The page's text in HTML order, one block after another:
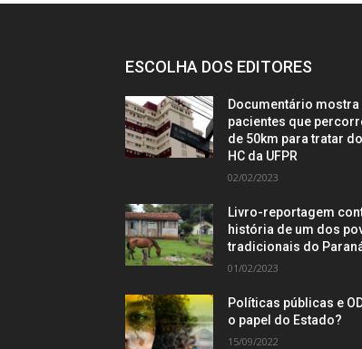
ESCOLHA DOS EDITORES
Documentário mostra
pacientes que
de 50km para tratar
HC da UFPR
02/02/2023
Livro-reportagem
história de um dos
tradicionais do
01/02/2023
Políticas públicas e
o papel do Estado?
15/09/2022